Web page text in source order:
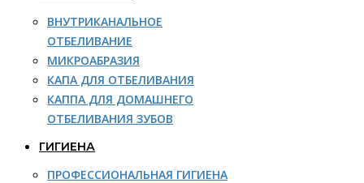
ВНУТРИКАНАЛЬНОЕ
ОТБЕЛИВАНИЕ
МИКРОАБРАЗИЯ
КАПА ДЛЯ ОТБЕЛИВАНИЯ
КАППА ДЛЯ ДОМАШНЕГО
ОТБЕЛИВАНИЯ ЗУБОВ
ГИГИЕНА
ПРОФЕССИОНАЛЬНАЯ ГИГИЕНА